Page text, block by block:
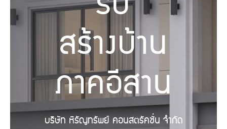
สร้างบ้าน
ภาคอีสาน
บริษัท หิรัญทรัพย์ คอนสตรัคชั่น จำกัด